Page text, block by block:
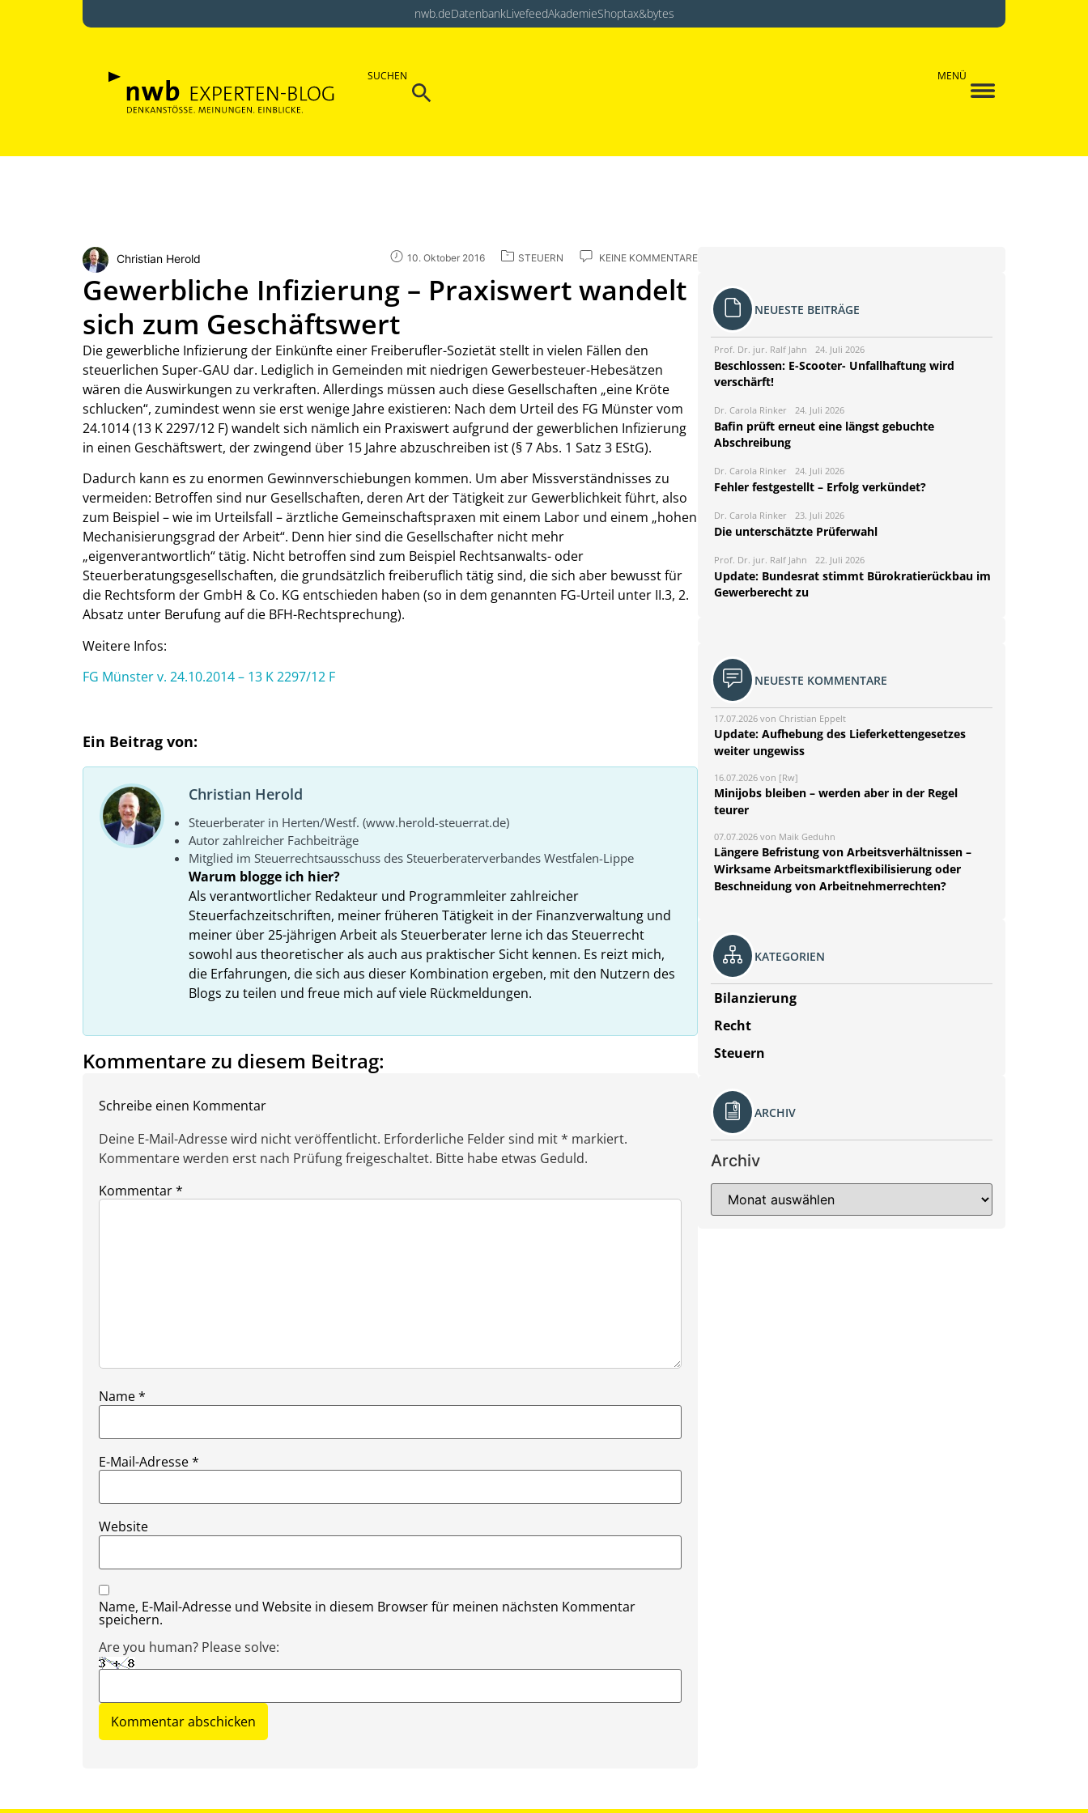
nwb.deDatenbankLivefeedAkademieShoptax&bytes
SUCHEN
Search
MENÜ
Christian Herold 10. Oktober 2016 STEUERN KEINE KOMMENTARE
Gewerbliche Infizierung – Praxiswert wandelt
sich zum Geschäftswert
Die gewerbliche Infizierung der Einkünfte einer Freiberufler-Sozietät stellt in vielen Fällen den
steuerlichen Super-GAU dar. Lediglich in Gemeinden mit niedrigen Gewerbesteuer-Hebesätzen
wären die Auswirkungen zu verkraften. Allerdings müssen auch diese Gesellschaften „eine Kröte
schlucken“, zumindest wenn sie erst wenige Jahre existieren: Nach dem Urteil des FG Münster vom
24.1014 (13 K 2297/12 F) wandelt sich nämlich ein Praxiswert aufgrund der gewerblichen Infizierung
in einen Geschäftswert, der zwingend über 15 Jahre abzuschreiben ist (§ 7 Abs. 1 Satz 3 EStG).
Dadurch kann es zu enormen Gewinnverschiebungen kommen. Um aber Missverständnisses zu
vermeiden: Betroffen sind nur Gesellschaften, deren Art der Tätigkeit zur Gewerblichkeit führt, also
zum Beispiel – wie im Urteilsfall – ärztliche Gemeinschaftspraxen mit einem Labor und einem „hohen
Mechanisierungsgrad der Arbeit“. Denn hier sind die Gesellschafter nicht mehr
„eigenverantwortlich“ tätig. Nicht betroffen sind zum Beispiel Rechtsanwalts- oder
Steuerberatungsgesellschaften, die grundsätzlich freiberuflich tätig sind, die sich aber bewusst für
die Rechtsform der GmbH & Co. KG entschieden haben (so in dem genannten FG-Urteil unter II.3, 2.
Absatz unter Berufung auf die BFH-Rechtsprechung).
Weitere Infos:
FG Münster v. 24.10.2014 – 13 K 2297/12 F
Ein Beitrag von:
Christian Herold
Steuerberater in Herten/Westf. (www.herold-steuerrat.de)
Autor zahlreicher Fachbeiträge
Mitglied im Steuerrechtsausschuss des Steuerberaterverbandes Westfalen-Lippe
Warum blogge ich hier?
Als verantwortlicher Redakteur und Programmleiter zahlreicher
Steuerfachzeitschriften, meiner früheren Tätigkeit in der Finanzverwaltung und
meiner über 25-jährigen Arbeit als Steuerberater lerne ich das Steuerrecht
sowohl aus theoretischer als auch aus praktischer Sicht kennen. Es reizt mich,
die Erfahrungen, die sich aus dieser Kombination ergeben, mit den Nutzern des
Blogs zu teilen und freue mich auf viele Rückmeldungen.
Kommentare zu diesem Beitrag:
Schreibe einen Kommentar
Deine E-Mail-Adresse wird nicht veröffentlicht. Erforderliche Felder sind mit * markiert.
Kommentare werden erst nach Prüfung freigeschaltet. Bitte habe etwas Geduld.
Kommentar*
Name*
E-Mail-Adresse*
Website
Name, E-Mail-Adresse und Website in diesem Browser für meinen nächsten Kommentar
speichern.
Are you human? Please solve:
NEUESTE BEITRÄGE
Prof. Dr. jur. Ralf Jahn 24. Juli 2026
Beschlossen: E-Scooter- Unfallhaftung wird
verschärft!
Dr. Carola Rinker 24. Juli 2026
Bafin prüft erneut eine längst gebuchte
Abschreibung
Dr. Carola Rinker 24. Juli 2026
Fehler festgestellt – Erfolg verkündet?
Dr. Carola Rinker 23. Juli 2026
Die unterschätzte Prüferwahl
Prof. Dr. jur. Ralf Jahn 22. Juli 2026
Update: Bundesrat stimmt Bürokratierückbau im
Gewerberecht zu
NEUESTE KOMMENTARE
17.07.2026 von Christian Eppelt
Update: Aufhebung des Lieferkettengesetzes
weiter ungewiss
16.07.2026 von [Rw]
Minijobs bleiben – werden aber in der Regel
teurer
07.07.2026 von Maik Geduhn
Längere Befristung von Arbeitsverhältnissen –
Wirksame Arbeitsmarktflexibilisierung oder
Beschneidung von Arbeitnehmerrechten?
KATEGORIEN
Bilanzierung
Recht
Steuern
ARCHIV
Archiv